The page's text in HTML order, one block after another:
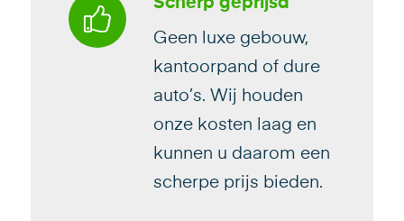
Geen luxe gebouw,
kantoorpand of dure
auto’s. Wij houden
onze kosten laag en
kunnen u daarom een
scherpe prijs bieden.